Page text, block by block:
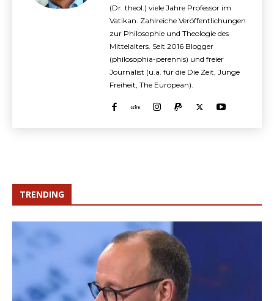
(Dr. theol.) viele Jahre Professor im
Vatikan. Zahlreiche Veröffentlichungen
zur Philosophie und Theologie des
Mittelalters. Seit 2016 Blogger
(philosophia-perennis) und freier
Journalist (u.a. für die Die Zeit, Junge
Freiheit, The European).
TRENDING